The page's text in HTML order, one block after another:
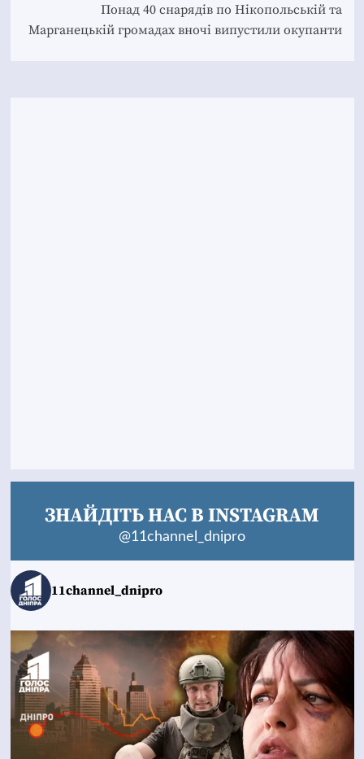
Понад 40 снарядів по Нікопольській та
Марганецькій громадах вночі випустили окупанти
ЗНАЙДІТЬ НАС В INSTAGRAM
@11channel_dnipro
11channel_dnipro